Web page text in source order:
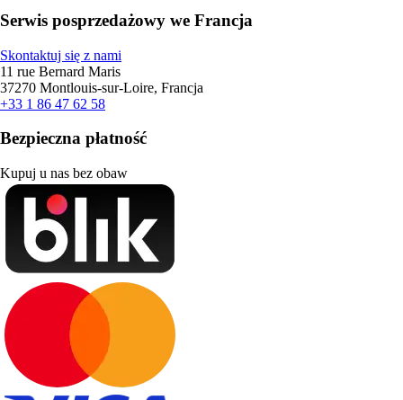
Serwis posprzedażowy we Francja
Skontaktuj się z nami
11 rue Bernard Maris
37270 Montlouis-sur-Loire, Francja
+33 1 86 47 62 58
Bezpieczna płatność
Kupuj u nas bez obaw